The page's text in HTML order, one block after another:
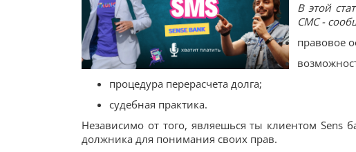
В этой
СМС -
правовое
процедура перерасчета долга;
судебная практика.
Независимо от того, являешься ты клиентом Sens
должника для понимания своих прав.